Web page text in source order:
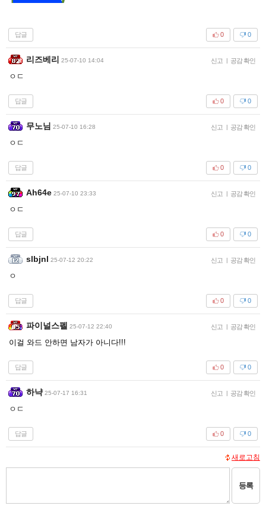
답글 0
0
리즈베리 25-07-10 14:04 신고 | 공감 확인
ㅇㄷ
답글 0
0
무노님 25-07-10 16:28 신고 | 공감 확인
ㅇㄷ
답글 0
0
Ah64e 25-07-10 23:33 신고 | 공감 확인
ㅇㄷ
답글 0
0
slbjnl 25-07-12 20:22 신고 | 공감 확인
ㅇ
답글 0
0
파이널스펠 25-07-12 22:40 신고 | 공감 확인
이걸 와드 안하면 남자가 아니다!!!
답글 0
0
하냑 25-07-17 16:31 신고 | 공감 확인
ㅇㄷ
답글 0
0
새로고침
등록